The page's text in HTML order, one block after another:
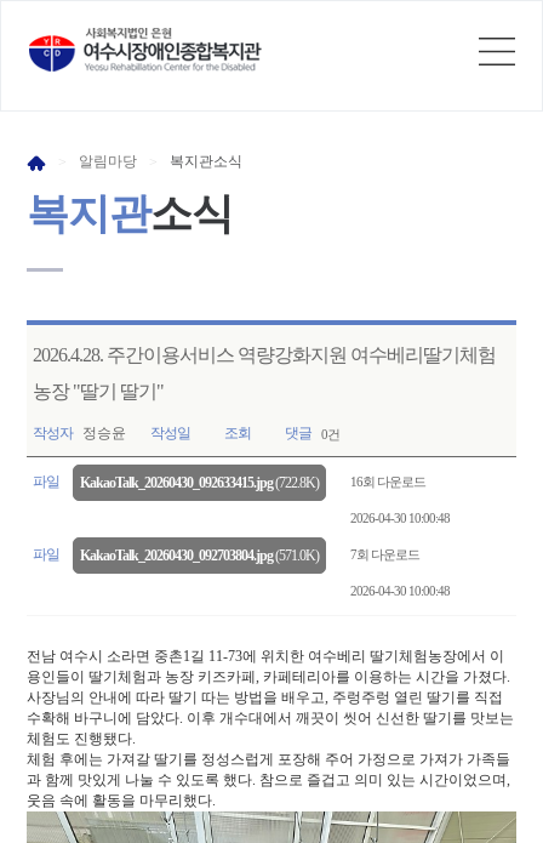
> 알림 마당 > 복지관소식
복지관소식
2026.4.28. 주간이용서비스 역량강화지원 여수베리딸기체험
농장 "딸기 딸기"
작성자 정승윤 작성일 조회 댓글 0건
파일 KakaoTalk_20260430_092633415.jpg(722.8K) 16회 다운로드
2026-04-30 10:00:48
파일 KakaoTalk_20260430_092703804.jpg(571.0K) 7회 다운로드
2026-04-30 10:00:48
전남 여수시 소라면 중촌1길 11-73에 위치한 여수베리 딸기체험농장에서 이
용인들이 딸기체험과 농장 키즈카페, 카페테리아를 이용하는 시간을 가졌다.
사장님의 안내에 따라 딸기 따는 방법을 배우고, 주렁주렁 열린 딸기를 직접
수확해 바구니에 담았다. 이후 개수대에서 깨끗이 씻어 신선한 딸기를 맛보는
체험도 진행됐다.
체험 후에는 가져갈 딸기를 정성스럽게 포장해 주어 가정으로 가져가 가족들
과 함께 맛있게 나눌 수 있도록 했다. 참으로 즐겁고 의미 있는 시간이었으며,
웃음 속에 활동을 마무리했다.